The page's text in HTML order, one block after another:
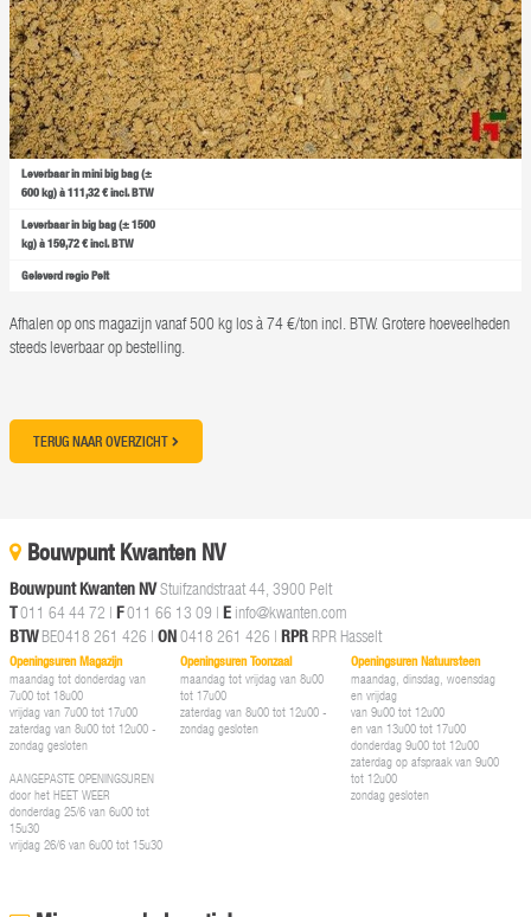
Leverbaar in mini big bag (±
600 kg) à 111,32 € incl. BTW
Leverbaar in big bag (± 1500
kg) à 159,72 € incl. BTW
Geleverd regio Pelt
Afhalen op ons magazijn vanaf 500 kg los à 74 €/ton incl. BTW. Grotere hoeveelheden
steeds leverbaar op bestelling.
TERUG NAAR OVERZICHT
Bouwpunt Kwanten NV
Bouwpunt Kwanten NVStuifzandstraat 44, 3900 Pelt
T011 64 44 72 | F011 66 13 09 | E info@kwanten.com
BTWBE0418 261 426 | ON0418 261 426 | RPR RPR Hasselt
Openingsuren Magazijn
maandag tot donderdag van
7u00 tot 18u00
vrijdag van 7u00 tot 17u00
zaterdag van 8u00 tot 12u00 -
zondag gesloten
AANGEPASTE OPENINGSUREN
door het HEET WEER
donderdag 25/6 van 6u00 tot
15u30
vrijdag 26/6 van 6u00 tot 15u30
Openingsuren Toonzaal
maandag tot vrijdag van 8u00
tot 17u00
zaterdag van 8u00 tot 12u00 -
zondag gesloten
Openingsuren Natuursteen
maandag, dinsdag, woensdag
en vrijdag
van 9u00 tot 12u00
en van 13u00 tot 17u00
donderdag 9u00 tot 12u00
zaterdag op afspraak van 9u00
tot 12u00
zondag gesloten